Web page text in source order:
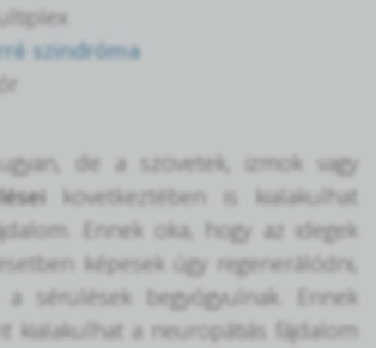
szindróma
de a szövetek, izmok vagy
következtében is kialakulhat
Ennek oka, hogy az idegek
képesek úgy regenerálódni,
sérülések begyógyulnak. Ennek
kialakulhat a neuropátiás fájdalom